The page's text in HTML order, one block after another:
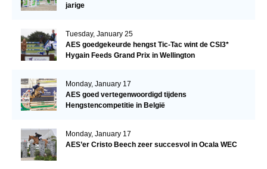
jarige
Tuesday, January 25
AES goedgekeurde hengst Tic-Tac wint de CSI3*
Hygain Feeds Grand Prix in Wellington
Monday, January 17
AES goed vertegenwoordigd tijdens
Hengstencompetitie in België
Monday, January 17
AES’er Cristo Beech zeer succesvol in Ocala WEC